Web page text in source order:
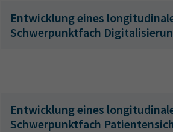
Entwicklung eines
Schwerpunktfach
Entwicklung eines
Schwerpunktfach